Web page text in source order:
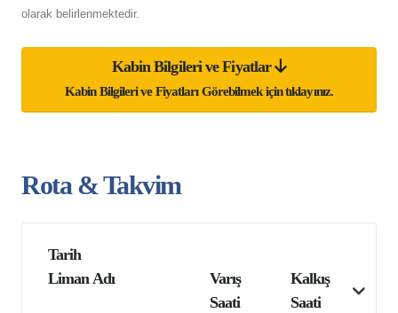
olarak belirlenmektedir.
Kabin Bilgileri ve Fiyatlar
Kabin Bilgileri ve Fiyatları Görebilmek için tıklayınız.
Rota & Takvim
Tarih
Liman Adı
Varış
Saati
Kalkış
Saati